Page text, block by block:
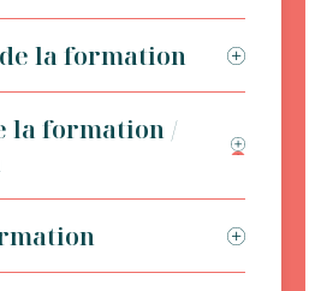
la formation
la formation /